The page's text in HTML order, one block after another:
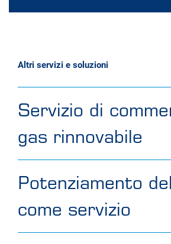
Altri servizi e soluzioni
Servizio di
gas rinnovabile
Potenziamento
come servizio